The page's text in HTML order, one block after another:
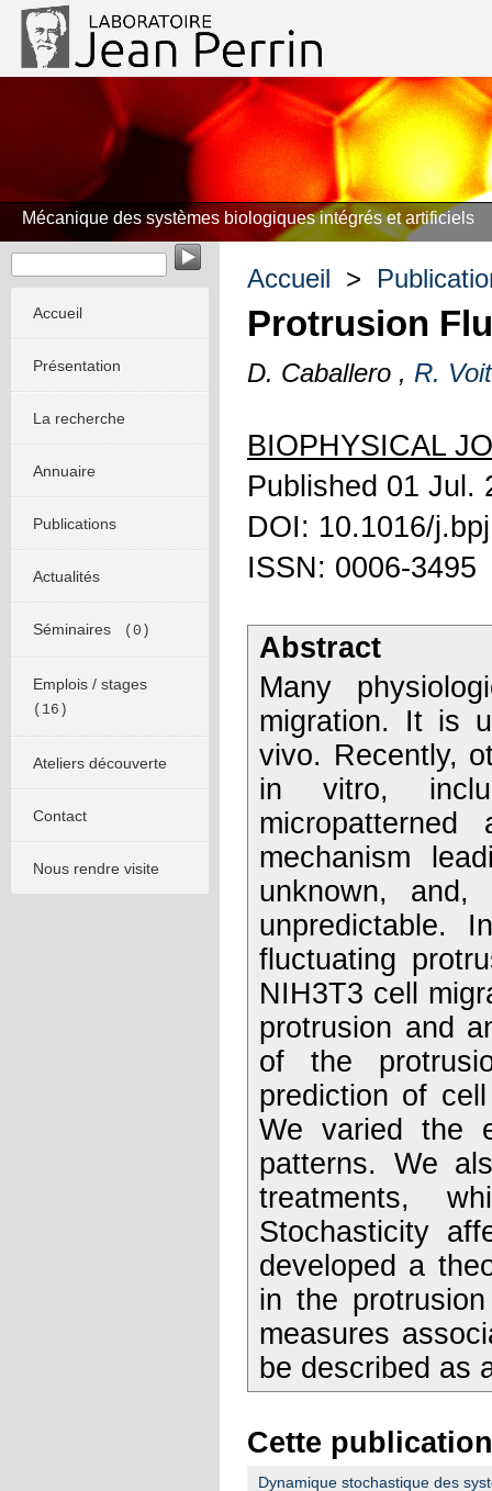
Mécanique des systèmes biologiques intégrés et artificiels
Accueil
Présentation
La recherche
Annuaire
Publications
Actualités
Séminaires (0)
Emplois / stages
(16)
Ateliers découverte
Contact
Nous rendre visite
Accueil >
Protrusion
D. Caballero , R.
BIOPHYSICAL
Published 01 Jul.
DOI: 10.1016/
ISSN: 0006-3495
Abstract
Many
migration. It is
vivo. Recently,
in vitro,
mechanism
unknown,
unpredictable.
fluctuating
NIH3T3 cell
protrusion and
of the
prediction of
We varied the
patterns. We
treatments,
Stochasticity
developed a
in the
measures
be described as
Cette
Dynamique stochastique des